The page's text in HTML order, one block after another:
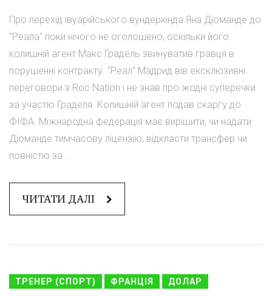
Про перехід івуарійського вундеркінда Яна Діоманде до
"Реала" поки нічого не оголошено, оскільки його
колишній агент Макс Градель звинуватив гравця в
порушенні контракту. "Реал" Мадрид вів ексклюзивні
переговори з Roc Nation і не знав про жодні суперечки
за участю Граделя. Колишній агент подав скаргу до
ФІФА. Міжнародна федерація має вирішити, чи надати
Діоманде тимчасову ліцензію, відкласти трансфер чи
повністю за...
ЧИТАТИ ДАЛІ
ТРЕНЕР (СПОРТ) ФРАНЦІЯ ДОЛАР